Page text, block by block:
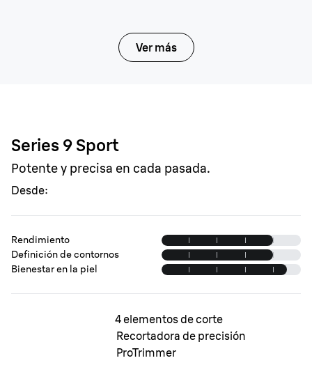
Ver más
Series 9 Sport
Potente y precisa en cada pasada.
Desde:
Rendimiento
Definición de contornos
Bienestar en la piel
4 elementos de corte
Recortadora de precisión
ProTrimmer